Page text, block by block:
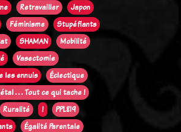
Retravailler
Japon
Féminisme
Stupéfiants
SHAMAN
Mobilité
Vasectomie
les ennuis
Éclectique
. . . Tout ce qui tache !
Ruralité !
PPL819
Égalité Parentale